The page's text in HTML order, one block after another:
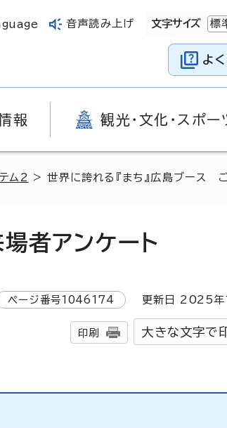
音声読み上げ 文字サイズ 標
よ
報 観光・文化・スポー
ム2 > 世界に誇れる『まち』広島ブース
者アンケート
ページ番号1046174 更新日 2025年
印刷 大きな文字で